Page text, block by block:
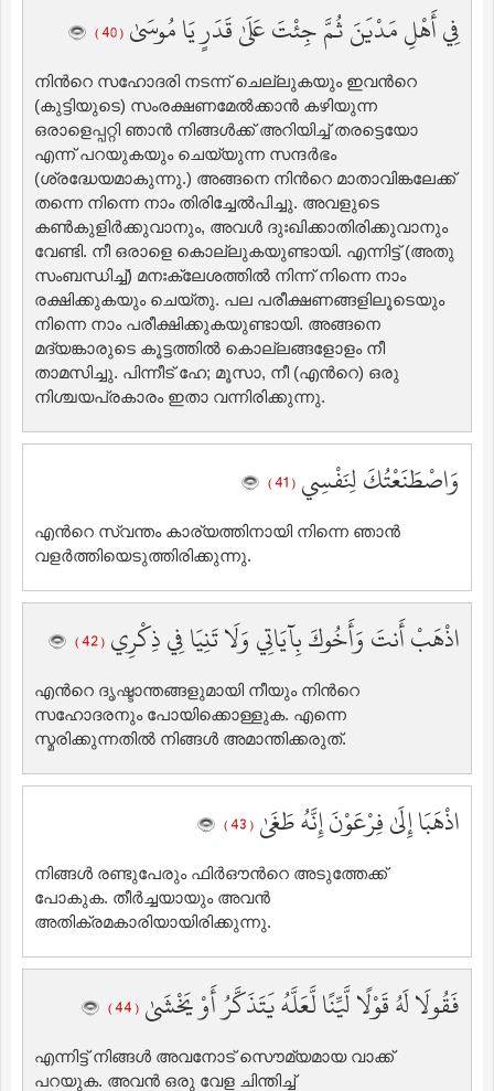
فِي أَهْلِ مَدْيَنَ ثُمَّ جِئْتَ عَلَىٰ قَدَرٍ يَا مُوسَىٰ ( 40 )
നിന്‍റെ സഹോദരി നടന്ന് ചെല്ലുകയും ഇവന്‍റെ
(കുട്ടിയുടെ) സംരക്ഷണമേല്‍ക്കാന്‍ കഴിയുന്ന
ഒരാളെപ്പറ്റി ഞാന്‍ നിങ്ങള്‍ക്ക് അറിയിച്ച് തരട്ടെയോ
എന്ന് പറയുകയും ചെയ്യുന്ന സന്ദര്‍ഭം
(ശ്രദ്ധേയമാകുന്നു.) അങ്ങനെ നിന്‍റെ മാതാവിങ്കലേക്ക്
തന്നെ നിന്നെ നാം തിരിച്ചേല്‍പിച്ചു. അവളുടെ
കണ്‍കുളിര്‍ക്കുവാനും, അവള്‍ ദുഃഖിക്കാതിരിക്കുവാനും
വേണ്ടി. നീ ഒരാളെ കൊല്ലുകയുണ്ടായി. എന്നിട്ട് (അതു
സംബന്ധിച്ച്‌) മനഃക്ലേശത്തില്‍ നിന്ന് നിന്നെ നാം
രക്ഷിക്കുകയും ചെയ്തു. പല പരീക്ഷണങ്ങളിലൂടെയും
നിന്നെ നാം പരീക്ഷിക്കുകയുണ്ടായി. അങ്ങനെ
മദ്‌യങ്കാരുടെ കൂട്ടത്തില്‍ കൊല്ലങ്ങളോളം നീ
താമസിച്ചു. പിന്നീട് ഹേ; മൂസാ, നീ (എന്‍റെ) ഒരു
നിശ്ചയപ്രകാരം ഇതാ വന്നിരിക്കുന്നു.
وَاصْطَنَعْتُكَ لِنَفْسِي ( 41 )
എന്‍റെ സ്വന്തം കാര്യത്തിനായി നിന്നെ ഞാന്‍
വളര്‍ത്തിയെടുത്തിരിക്കുന്നു.
اذْهَبْ أَنتَ وَأَخُوكَ بِآيَاتِي وَلَا تَنِيَا فِي ذِكْرِي ( 42 )
എന്‍റെ ദൃഷ്ടാന്തങ്ങളുമായി നീയും നിന്‍റെ
സഹോദരനും പോയിക്കൊള്ളുക. എന്നെ
സ്മരിക്കുന്നതില്‍ നിങ്ങള്‍ അമാന്തിക്കരുത്‌.
اذْهَبَا إِلَىٰ فِرْعَوْنَ إِنَّهُ طَغَىٰ ( 43 )
നിങ്ങള്‍ രണ്ടുപേരും ഫിര്‍ഔന്‍റെ അടുത്തേക്ക്
പോകുക. തീര്‍ച്ചയായും അവന്‍
അതിക്രമകാരിയായിരിക്കുന്നു.
فَقُولَا لَهُ قَوْلًا لَّيِّنًا لَّعَلَّهُ يَتَذَكَّرُ أَوْ يَخْشَىٰ ( 44 )
എന്നിട്ട് നിങ്ങള്‍ അവനോട് സൌമ്യമായ വാക്ക്
പറയുക. അവന്‍ ഒരു വേള ചിന്തിച്ച്